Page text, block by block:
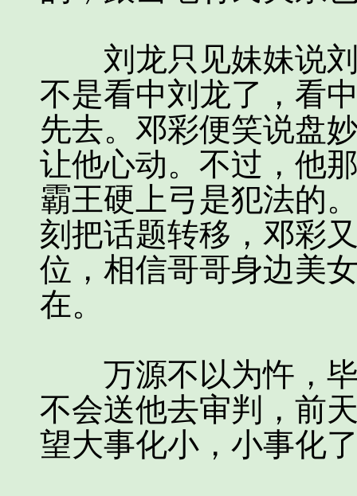
刘龙只见妹妹说刘
不是看中刘龙了，看
先去。邓彩便笑说盘
让他心动。不过，他
霸王硬上弓是犯法的
刻把话题转移，邓彩
位，相信哥哥身边美
在。
万源不以为忤，毕
不会送他去审判，前
望大事化小，小事化